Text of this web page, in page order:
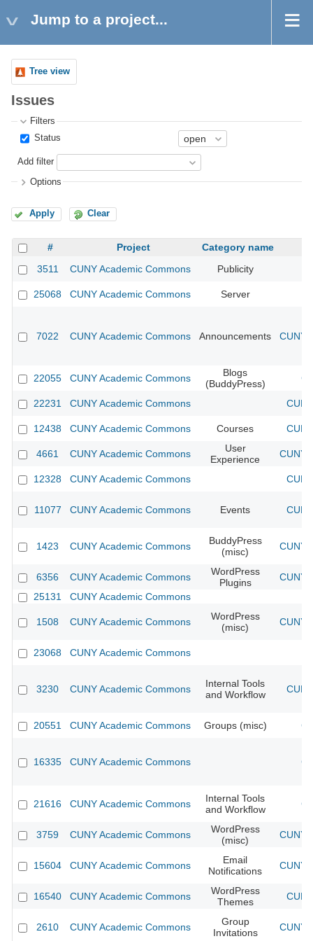
Jump to a project...
Tree view
Issues
Filters
Status
Add filter
Options
Apply Clear
# Project
Category name
3511
CUNY Academic Commons Publicity
25068 CUNY Academic Commons Server
7022 CUNY Academic Commons Announcements CUNY
22055 CUNY Academic Commons
Blogs
(BuddyPress)
22231 CUNY Academic Commons
12438 CUNY Academic Commons Courses
4661 CUNY Academic Commons
User
Experience
CUNY
12328 CUNY Academic Commons
11077 CUNY Academic Commons Events
1423 CUNY Academic Commons
BuddyPress
(misc)
CUNY
6356 CUNY Academic Commons
WordPress
Plugins
CUNY
25131
CUNY Academic Commons
1508 CUNY Academic Commons
WordPress
(misc)
CUNY
23068 CUNY Academic Commons
3230 CUNY Academic Commons
Internal Tools
and Workflow
20551 CUNY Academic Commons Groups (misc)
16335 CUNY Academic Commons
21616 CUNY Academic Commons
Internal Tools
and Workflow
3759 CUNY Academic Commons
WordPress
(misc)
CUNY
15604 CUNY Academic Commons
Email
Notifications
CUNY
16540 CUNY Academic Commons
WordPress
Themes
2610 CUNY Academic Commons
Group
Invitations
CUNY